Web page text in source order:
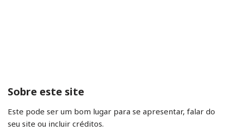
Sobre este site
Este pode ser um bom lugar para se apresentar, falar do
seu site ou incluir créditos.